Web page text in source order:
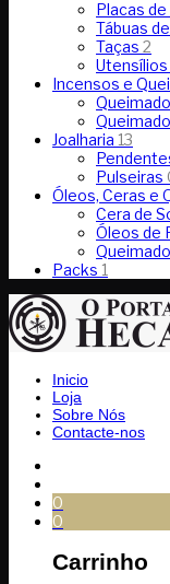
Placas
Tábuas
Taças 2
Utensílios
Incensos e
Joalharia 13
Pulseiras
Óleos, Ceras e
Cera de
Óleos de
Packs 1
Inicio
Loja
Sobre Nós
Contacte-nos
0
0
Carrinho